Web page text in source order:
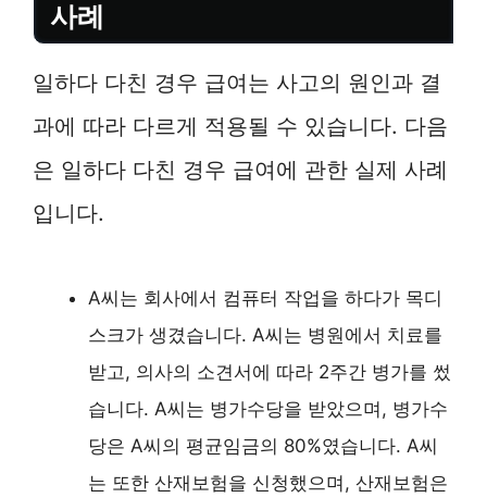
사례
일하다 다친 경우 급여는 사고의 원인과 결
과에 따라 다르게 적용될 수 있습니다. 다음
은 일하다 다친 경우 급여에 관한 실제 사례
입니다.
A씨는 회사에서 컴퓨터 작업을 하다가 목디
스크가 생겼습니다. A씨는 병원에서 치료를
받고, 의사의 소견서에 따라 2주간 병가를 썼
습니다. A씨는 병가수당을 받았으며, 병가수
당은 A씨의 평균임금의 80%였습니다. A씨
는 또한 산재보험을 신청했으며, 산재보험은